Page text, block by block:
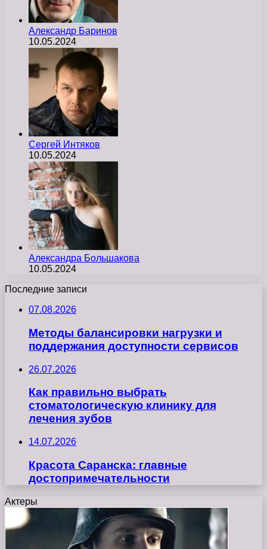
Александр Баринов
10.05.2024
Сергей Интяков
10.05.2024
Александра Большакова
10.05.2024
Последние записи
07.08.2026
Методы балансировки нагрузки и
поддержания доступности сервисов
26.07.2026
Как правильно выбрать
стоматологическую клинику для
лечения зубов
14.07.2026
Красота Саранска: главные
достопримечательности
Актеры